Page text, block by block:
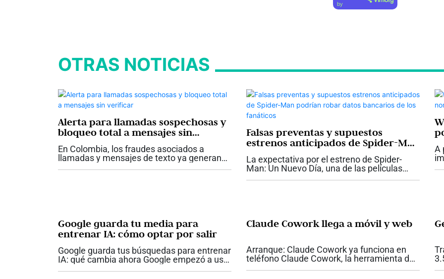
by
OTRAS NOTICIAS
Alerta para llamadas sospechosas y
bloqueo total a mensajes sin
verificar
En Colombia, los fraudes asociados a
llamadas y mensajes de texto ya generan
reclamaciones por más de $252 millones
Falsas preventas y supuestos
estrenos anticipados de Spider-Man
podrían robar datos bancarios de
los fanáticos
La expectativa por el estreno de Spider-
Man: Un Nuevo Día, una de las películas
más esperadas del año, podría convertirse
A
Google guarda tu media para
entrenar IA: cómo optar por salir
Google guarda tus búsquedas para entrenar
IA: qué cambia ahora Google empezó a usar
las imágenes, archivos y grabaciones de
Claude Cowork llega a móvil y web
Arranque: Claude Cowork ya funciona en
teléfono Claude Cowork, la herramienta de
Anthropic diseñada para tareas de oficina,